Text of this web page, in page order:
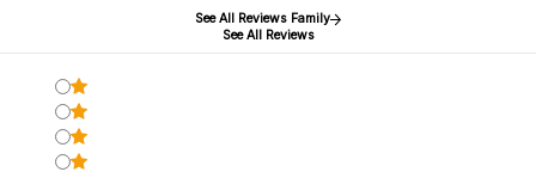
See All Reviews Family
See All Reviews